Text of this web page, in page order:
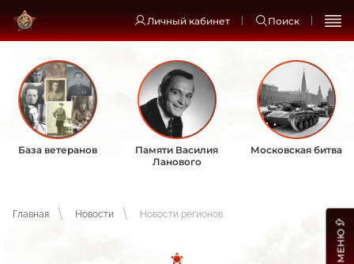
Личный кабинет Поиск
База ветеранов
Памяти Василия
Ланового
Московская битва
Главная Новости Новости регионов
МЕНЮ